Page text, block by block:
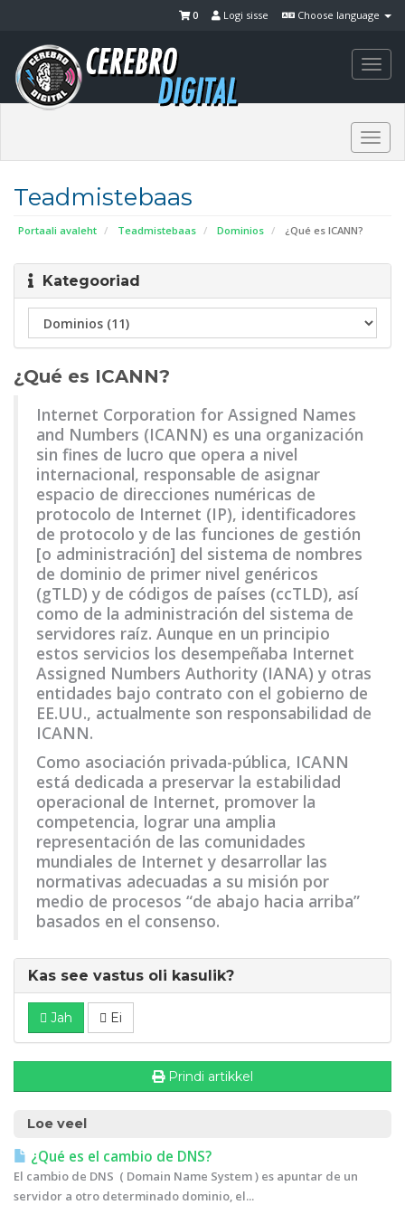
Choose language
Logi sisse
0
Teadmistebaas
Portaali avaleht Teadmistebaas Dominios ¿Qué es ICANN?
Kategooriad
¿Qué es ICANN?
Internet Corporation for Assigned Names
and Numbers (ICANN) es una organización
sin fines de lucro que opera a nivel
internacional, responsable de asignar
espacio de direcciones numéricas de
protocolo de Internet (IP), identificadores
de protocolo y de las funciones de gestión
[o administración] del sistema de nombres
de dominio de primer nivel genéricos
(gTLD) y de códigos de países (ccTLD), así
como de la administración del sistema de
servidores raíz. Aunque en un principio
estos servicios los desempeñaba Internet
Assigned Numbers Authority (IANA) y otras
entidades bajo contrato con el gobierno de
EE.UU., actualmente son responsabilidad de
ICANN.
Como asociación privada-pública, ICANN
está dedicada a preservar la estabilidad
operacional de Internet, promover la
competencia, lograr una amplia
representación de las comunidades
mundiales de Internet y desarrollar las
normativas adecuadas a su misión por
medio de procesos “de abajo hacia arriba”
basados en el consenso.
Kas see vastus oli kasulik?
Jah Ei
Prindi artikkel
Loe veel
¿Qué es el cambio de DNS?
El cambio de DNS ( Domain Name System ) es apuntar de un
servidor a otro determinado dominio, el...